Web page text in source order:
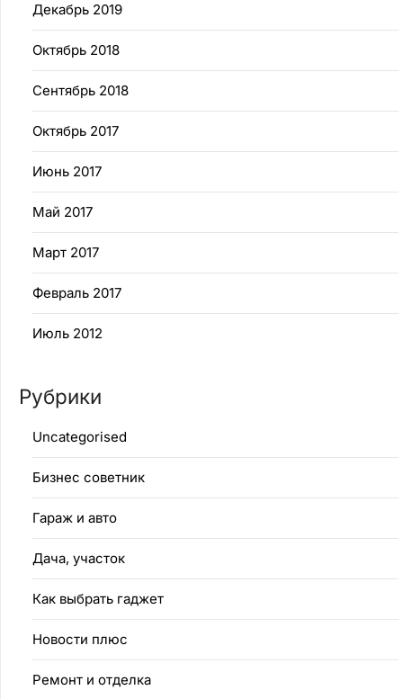
Декабрь 2019
Октябрь 2018
Сентябрь 2018
Октябрь 2017
Июнь 2017
Май 2017
Март 2017
Февраль 2017
Июль 2012
Рубрики
Uncategorised
Бизнес советник
Гараж и авто
Дача, участок
Как выбрать гаджет
Новости плюс
Ремонт и отделка